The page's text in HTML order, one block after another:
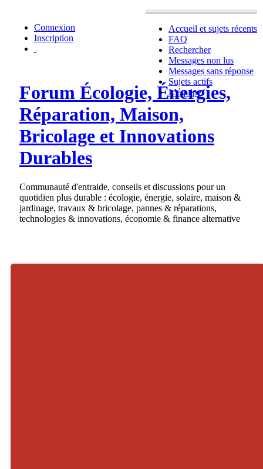
Accueil et sujets récents
FAQ
Rechercher
Messages non lus
Messages sans réponse
Sujets actifs
L’équipe
Connexion
Inscription
Forum Écologie, Énergies,
Réparation, Maison,
Bricolage et Innovations
Durables
Communauté d'entraide, conseils et discussions pour un
quotidien plus durable : écologie, énergie, solaire, maison &
jardinage, travaux & bricolage, pannes & réparations,
technologies & innovations, économie & finance alternative